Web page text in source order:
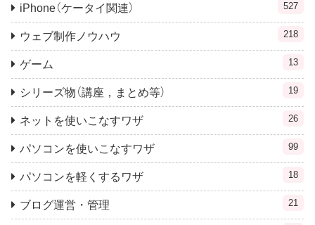
iPhone（ケータイ関連） 527
ウェブ制作ノウハウ 218
ゲーム 13
シリーズ物（講座，まとめ等） 19
ネットを使いこなすワザ 26
パソコンを使いこなすワザ 99
パソコンを軽くするワザ 18
ブログ運営・管理 21